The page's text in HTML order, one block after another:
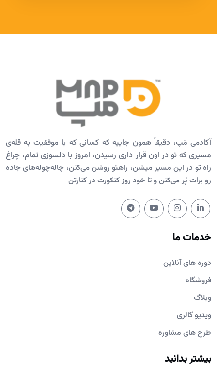
آکادمی مَپ، دقیقاً همون جاییه که کسانی که با موفقیت به قله‌ی
مسیری که تو در اون قرار داری رسیدن، امروز با دلسوزی تمام، چراغ
راه تو در این مسیر میشن، راهتو روشن می‌کنن، چاله‌چوله‌های جاده
رو برات پُر می‌کنن و تا خود روز کنکورت در کنارتن
خدمات ما
دوره های آنلاین
فروشگاه
وبلاگ
ویدیو گالری
طرح های مشاوره
بیشتر بدانید